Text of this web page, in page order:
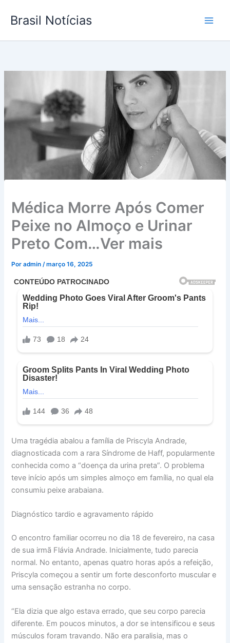
para
conteúdo
Brasil Notícias
Médica Morre Após Comer
Peixe no Almoço e Urinar
Preto Com…Ver mais
Poradmin/março 16, 2025
Uma tragédia abalou a família de Priscyla Andrade,
diagnosticada com a rara Síndrome de Haff, popularmente
conhecida como a “doença da urina preta”. O problema
teve início após um simples almoço em família, no qual ela
consumiu peixe arabaiana.
Diagnóstico tardio e agravamento rápido
O encontro familiar ocorreu no dia 18 de fevereiro, na casa
de sua irmã Flávia Andrade. Inicialmente, tudo parecia
normal. No entanto, apenas quatro horas após a refeição,
Priscyla começou a sentir um forte desconforto muscular e
uma sensação estranha no corpo.
“Ela dizia que algo estava errado, que seu corpo parecia
diferente. Em poucos minutos, a dor se intensificou e seus
músculos foram travando. Não era paralisia, mas o